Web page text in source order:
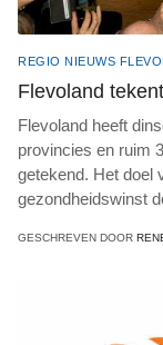
REGIO NIEUWS
Flevoland
Flevoland heeft
provincies en ruim
getekend. Het doel
gezondheidswinst
GESCHREVEN DOOR